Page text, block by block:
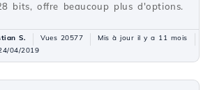
bits, offre beaucoup plus d'options.
S. Vues 20577
Mis à jour il y a 11 mois
04/2019